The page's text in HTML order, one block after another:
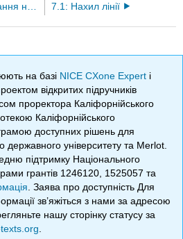
7.1: Нахил лінії
на базі NICE CXone Expert і
відкритих підручників
проректора Каліфорнійського
Каліфорнійського
доступних рішень для
державного університету та Merlot.
підтримку Національного
грантів 1246120, 1525057 та
. Заява про доступність Для
зв’яжіться з нами за адресою
нашу сторінку статусу за